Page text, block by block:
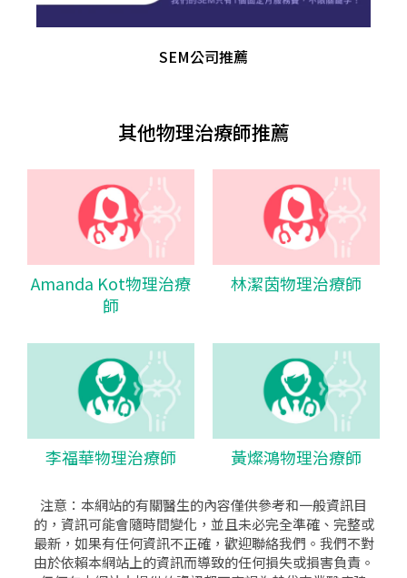
SEM公司推薦
其他物理治療師推薦
Amanda Kot物理治療
師
林潔茵物理治療師
李福華物理治療師 黃燦鴻物理治療師
注意：本網站的有關醫生的內容僅供參考和一般資訊目
的，資訊可能會隨時間變化，並且未必完全準確、完整或
最新，如果有任何資訊不正確，歡迎聯絡我們。我們不對
由於依賴本網站上的資訊而導致的任何損失或損害負責。